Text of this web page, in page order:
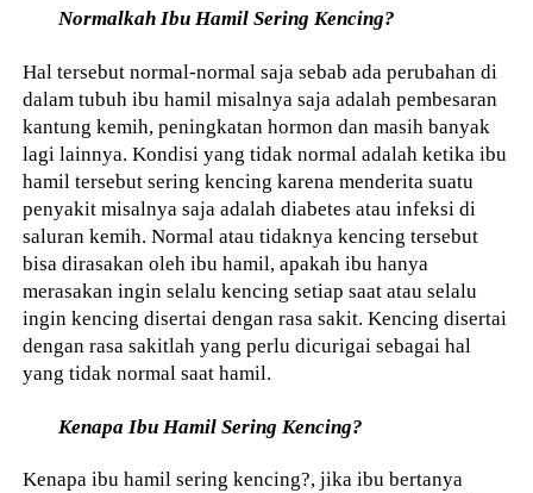
Normalkah Ibu Hamil Sering Kencing?
Hal tersebut normal-normal saja sebab ada perubahan di
dalam tubuh ibu hamil misalnya saja adalah pembesaran
kantung kemih, peningkatan hormon dan masih banyak
lagi lainnya. Kondisi yang tidak normal adalah ketika ibu
hamil tersebut sering kencing karena menderita suatu
penyakit misalnya saja adalah diabetes atau infeksi di
saluran kemih. Normal atau tidaknya kencing tersebut
bisa dirasakan oleh ibu hamil, apakah ibu hanya
merasakan ingin selalu kencing setiap saat atau selalu
ingin kencing disertai dengan rasa sakit. Kencing disertai
dengan rasa sakitlah yang perlu dicurigai sebagai hal
yang tidak normal saat hamil.
Kenapa Ibu Hamil Sering Kencing?
Kenapa ibu hamil sering kencing?, jika ibu bertanya